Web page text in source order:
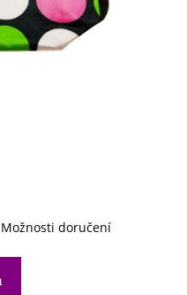
Možnosti doručení